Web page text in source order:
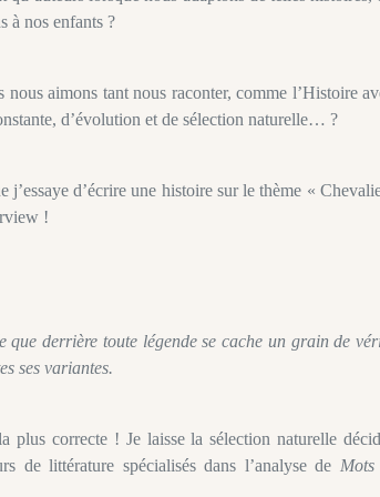
à nos enfants ?
aimons tant nous raconter, comme l’Histoire
d’évolution et de sélection naturelle… ?
d’écrire une histoire sur le thème «
!
que derrière toute légende se cache un grain de
ses variantes.
correcte ! Je laisse la sélection naturelle
de littérature spécialisés dans l’analyse de Mots